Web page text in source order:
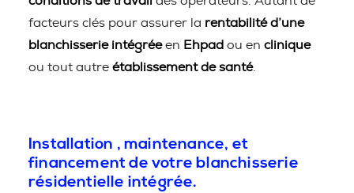
facteurs clés pour assurer la rentabilité d’une
blanchisserie intégréeen Ehpad ou en clinique
ou tout autre établissement de santé.
Installation , maintenance, et
financement de votre blanchisserie
résidentielle intégrée.